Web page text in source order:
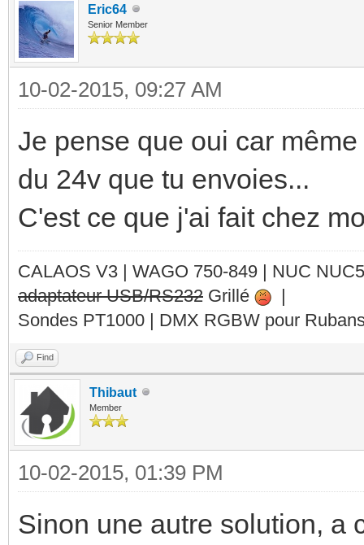
Eric64
Senior Member
10-02-2015, 09:27 AM
Je pense que oui car
du 24v que tu envoies...
C'est ce que j'ai fait chez
CALAOS V3 | WAGO 750-849 | NUC
adaptateur USB/RS232 Grillé
|
Sondes PT1000 | DMX RGBW pour
Find
Thibaut
Member
10-02-2015, 01:39 PM
Sinon une autre solution, a